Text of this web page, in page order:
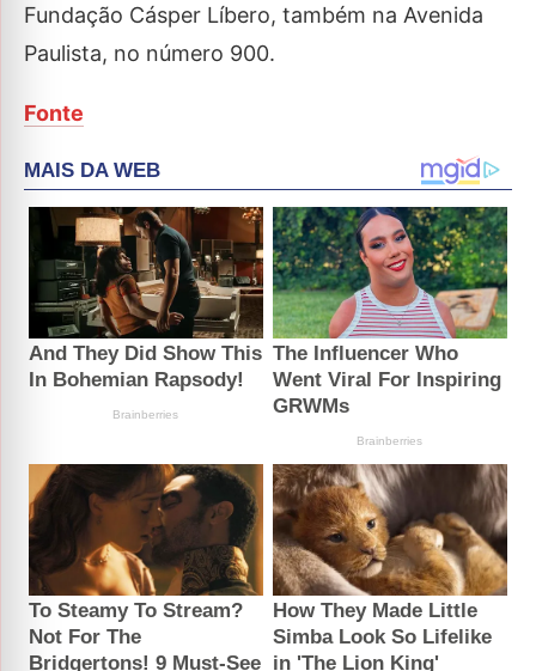
Fundação Cásper Líbero, também na Avenida
Paulista, no número 900.
Fonte